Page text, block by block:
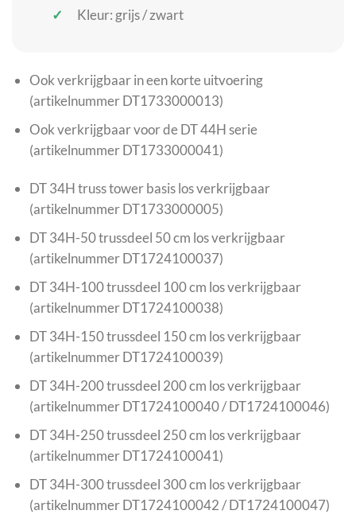
Kleur: grijs / zwart
Ook verkrijgbaar in een korte uitvoering
(artikelnummer DT1733000013)
Ook verkrijgbaar voor de DT 44H serie
(artikelnummer DT1733000041)
DT 34H truss tower basis los verkrijgbaar
(artikelnummer DT1733000005)
DT 34H-50 trussdeel 50 cm los verkrijgbaar
(artikelnummer DT1724100037)
DT 34H-100 trussdeel 100 cm los verkrijgbaar
(artikelnummer DT1724100038)
DT 34H-150 trussdeel 150 cm los verkrijgbaar
(artikelnummer DT1724100039)
DT 34H-200 trussdeel 200 cm los verkrijgbaar
(artikelnummer DT1724100040 / DT1724100046)
DT 34H-250 trussdeel 250 cm los verkrijgbaar
(artikelnummer DT1724100041)
DT 34H-300 trussdeel 300 cm los verkrijgbaar
(artikelnummer DT1724100042 / DT1724100047)